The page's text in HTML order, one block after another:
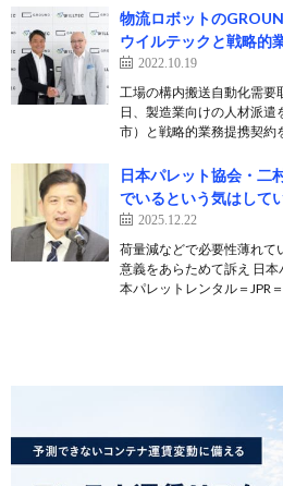
物流ロボットの
ウイルテックと戦略的
2022.10.19
工場の構内搬送自動化需要
日、製造業向けの人材派
市）と戦略的業務提携契約
日本パレット協会・二
でいるという気はして
2025.12.22
荷量減などで必要性薄れて
意義をあらためて訴え 日
本パレットレンタル＝JPR